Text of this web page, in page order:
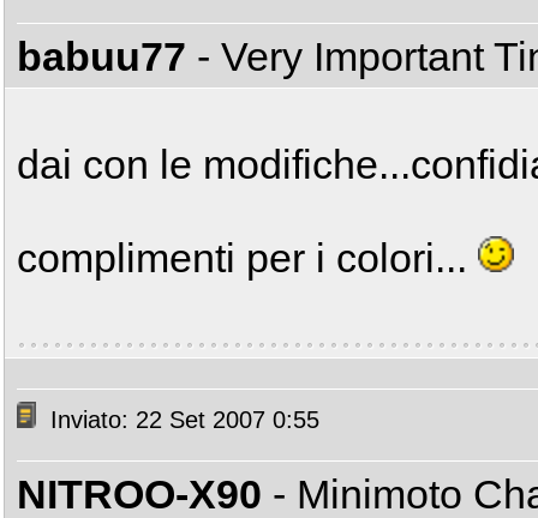
babuu77 - Very Important
dai con le
complimenti per i colori...
Inviato: 22 Set 2007 0:55
NITROO-X90 - Minimoto